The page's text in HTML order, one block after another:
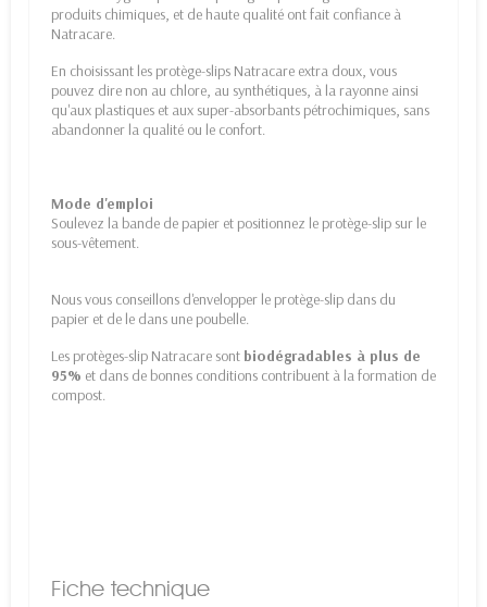
produits chimiques, et de haute qualité ont fait confiance à
Natracare.
En choisissant les protège-slips Natracare extra doux, vous
pouvez dire non au chlore, au synthétiques, à la rayonne ainsi
qu'aux plastiques et aux super-absorbants pétrochimiques, sans
abandonner la qualité ou le confort.
Mode d'emploi
Soulevez la bande de papier et positionnez le protège-slip sur le
sous-vêtement.
Nous vous conseillons d'envelopper le protège-slip dans du
papier et de le dans une poubelle.
Les protèges-slip Natracare sont biodégradables à plus de
95% et dans de bonnes conditions contribuent à la formation de
compost.
Fiche technique